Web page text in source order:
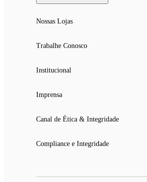
Nossas Lojas
Trabalhe Conosco
Institucional
Imprensa
Canal de Ética & Integridade
Compliance e Integridade